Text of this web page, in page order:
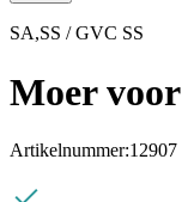
SA,SS / GVC SS
Moer voor
Artikelnummer:12907